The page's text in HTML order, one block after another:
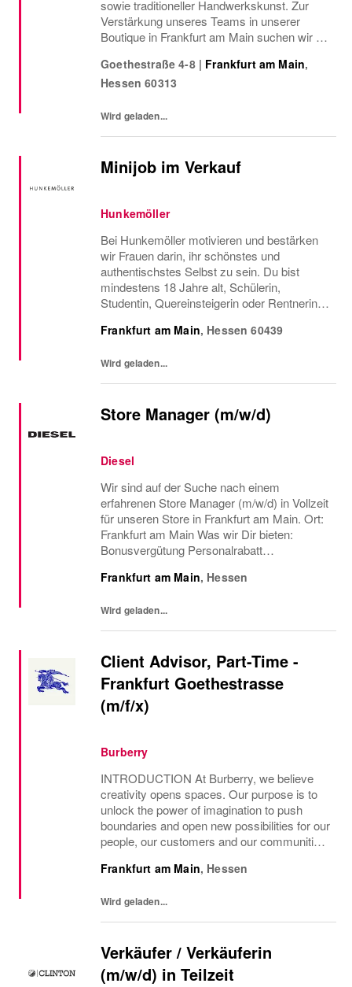
sowie traditioneller Handwerkskunst. Zur
Verstärkung unseres Teams in unserer
Boutique in Frankfurt am Main suchen wir ab
Goethestraße 4-8 | Frankfurt am Main,
Hessen 60313
Wird geladen...
Minijob im Verkauf
Hunkemöller
Bei Hunkemöller motivieren und bestärken
wir Frauen darin, ihr schönstes und
authentischstes Selbst zu sein. Du bist
mindestens 18 Jahre alt, Schülerin,
Studentin, Quereinsteigerin oder Rentnerin
uns genau richtig! Jobbe flexibel als Aushilfe
Frankfurt am Main, Hessen 60439
Wird geladen...
Store Manager (m/w/d)
Diesel
Wir sind auf der Suche nach einem
erfahrenen Store Manager (m/w/d) in Vollzeit
für unseren Store in Frankfurt am Main. Ort:
Frankfurt am Main Was wir Dir bieten:
Bonusvergütung Personalrabatt
eigenverantwortliche Aufgaben Arbeiten in
Frankfurt am Main, Hessen
Wird geladen...
Client Advisor, Part-Time -
Frankfurt Goethestrasse
(m/f/x)
Burberry
INTRODUCTION At Burberry, we believe
creativity opens spaces. Our purpose is to
unlock the power of imagination to push
boundaries and open new possibilities for our
people, our customers and our communities.
Burberry since it was founded in 1856 and
Frankfurt am Main, Hessen
Wird geladen...
Verkäufer / Verkäuferin
(m/w/d) in Teilzeit